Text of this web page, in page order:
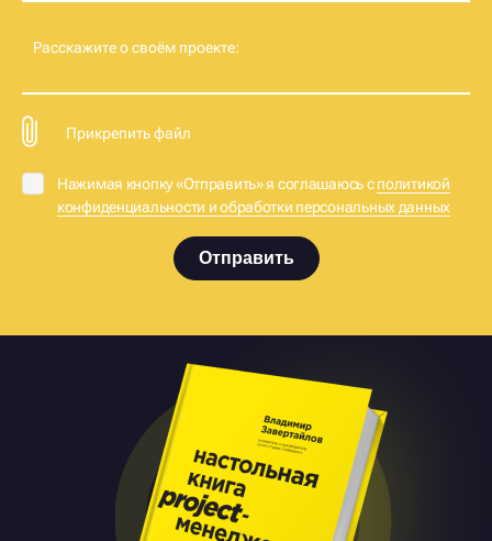
Расскажите о своём проекте:
Прикрепить файл
Нажимая кнопку «Отправить» я соглашаюсь сполитикой
конфиденциальности и обработки персональных данных
Отправить